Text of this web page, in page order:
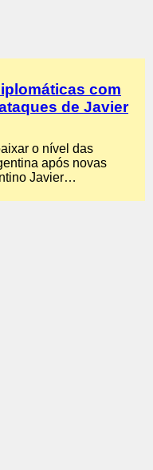
com
de Javier
o nível das
após novas
Javier…